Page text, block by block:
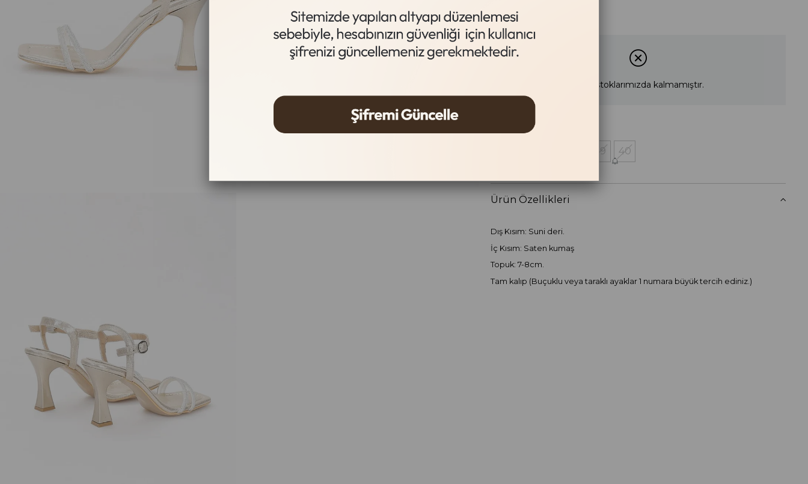
Light
Ürün stoklarımızda kalmamıştır.
39 40
Ürün Özellikleri
Dış Kısım: Suni deri.
İç Kısım: Saten kumaş
Topuk: 7-8cm.
Tam kalıp (Buçuklu veya taraklı ayaklar 1 numara büyük tercih ediniz.)